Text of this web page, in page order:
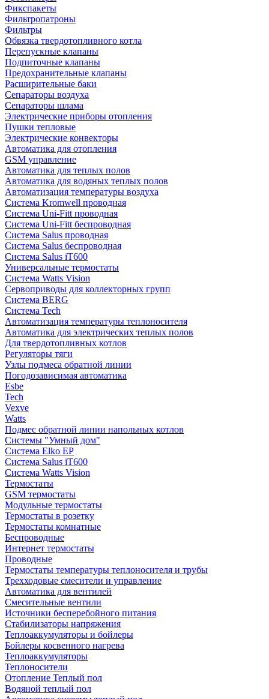
Фикспакеты
Фильтропатроны
Фильтры
Обвязка твердотопливного котла
Перепускные клапаны
Подпиточные клапаны
Предохранительные клапаны
Расширительные баки
Сепараторы воздуха
Сепараторы шлама
Электрические приборы отопления
Пушки тепловые
Электрические конвекторы
Автоматика для отопления
GSM управление
Автоматика для теплых полов
Автоматика для водяных теплых полов
Автоматизация температуры воздуха
Система Kromwell проводная
Система Uni-Fitt проводная
Система Uni-Fitt беспроводная
Система Salus проводная
Система Salus беспроводная
Система Salus iT600
Универсальные термостаты
Система Watts Vision
Сервоприводы для коллекторных групп
Система BERG
Система Tech
Автоматизация температуры теплоносителя
Автоматика для электрических теплых полов
Для твердотопливных котлов
Регуляторы тяги
Узлы подмеса обратной линии
Погодозависимая автоматика
Esbe
Tech
Vexve
Watts
Подмес обратной линии напольных котлов
Системы "Умный дом"
Система Elko EP
Система Salus iT600
Система Watts Vision
Термостаты
GSM термостаты
Модульные термостаты
Термостаты в розетку
Термостаты комнатные
Беспроводные
Интернет термостаты
Проводные
Термостаты температуры теплоносителя и трубы
Трехходовые смесители и управление
Автоматика для вентилей
Смесительные вентили
Источники бесперебойного питания
Стабилизаторы напряжения
Теплоаккумуляторы и бойлеры
Бойлеры косвенного нагрева
Теплоаккумуляторы
Теплоносители
Отопление Теплый пол
Водяной теплый пол